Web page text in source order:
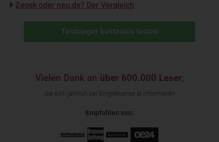
Zoosk oder neu.de? Der Vergleich
Testsieger kostenlos testen
Vielen Dank an über 600.000 Leser,
die sich jährlich bei Singleboerse.at informieren
Empfohlen von: